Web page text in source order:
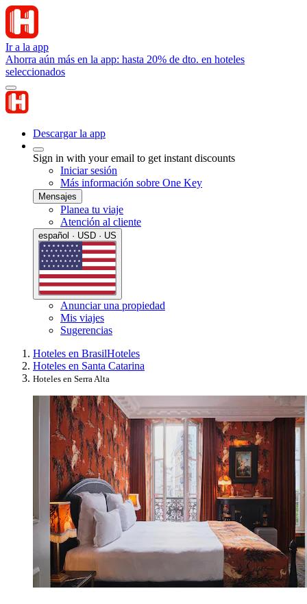
Ir a la app
Ahorra aún más en la app: hasta 20% de dto. en hoteles
seleccionados
Descargar la app
Sign in with your email to get instant discounts
Iniciar sesión
Más información sobre One Key
Mensajes
Planea tu viaje
Atención al cliente
español · USD · US
Anunciar una propiedad
Mis viajes
Sugerencias
Hoteles en BrasilHoteles
Hoteles en Santa Catarina
Hoteles en Serra Alta